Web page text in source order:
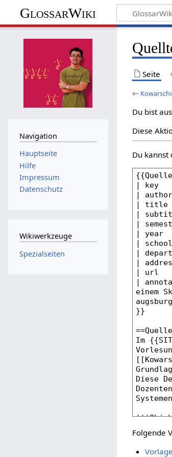
GlossarWiki
Seite
←
Du bist
Diese
Du kannst
Folgende
Navigation
Hauptseite
Hilfe
Impressum
Datenschutz
Wikiwerkzeuge
Spezialseiten